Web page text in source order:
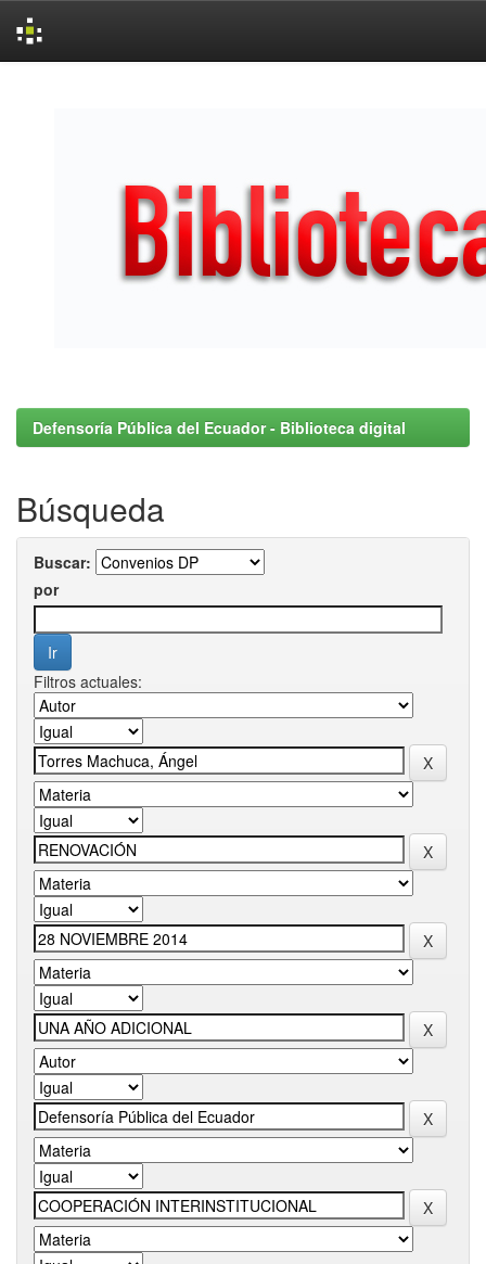
Defensoría Pública del Ecuador - Biblioteca digital
Búsqueda
Buscar:
por
Filtros actuales: